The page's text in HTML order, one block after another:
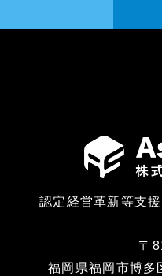
認定経営革新等支
〒
福岡県福岡市博